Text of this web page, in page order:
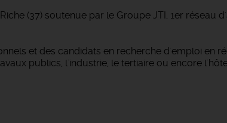
(37) soutenue par le Groupe JTI, 1er réseau
et des candidats en recherche d'emploi en
publics, l'industrie, le tertiaire ou encore